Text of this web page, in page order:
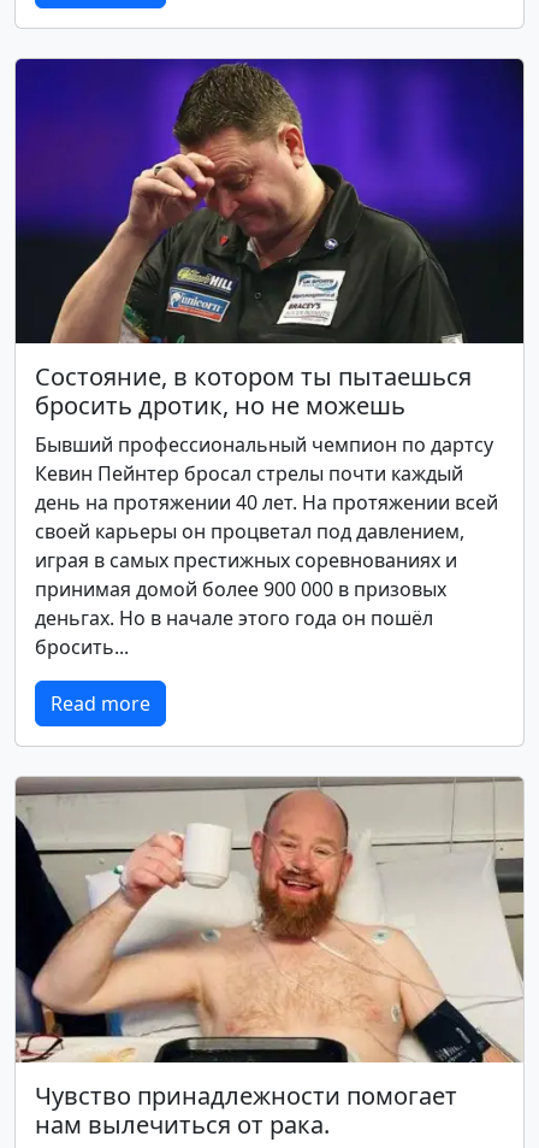
Состояние, в котором ты пытаешься
бросить дротик, но не можешь
Бывший профессиональный чемпион по дартсу
Кевин Пейнтер бросал стрелы почти каждый
день на протяжении 40 лет. На протяжении всей
своей карьеры он процветал под давлением,
играя в самых престижных соревнованиях и
принимая домой более 900 000 в призовых
деньгах. Но в начале этого года он пошёл
бросить...
Read more
Чувство принадлежности помогает
нам вылечиться от рака.